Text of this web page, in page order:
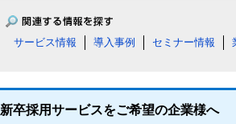
サービス情報 導入事例 セミナー情報
新卒採用サービスをご希望の企業様へ